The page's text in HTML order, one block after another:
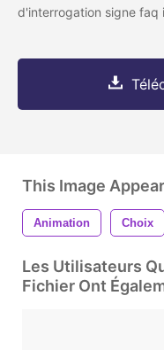
d'interrogation signe faq
This Image
Animation Choix
Les Utilisateurs
Fichier Ont